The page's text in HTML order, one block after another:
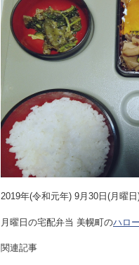
2019年(令和元年) 9月30日(月曜
月曜日の宅配弁当 美幌町のハロ
関連記事